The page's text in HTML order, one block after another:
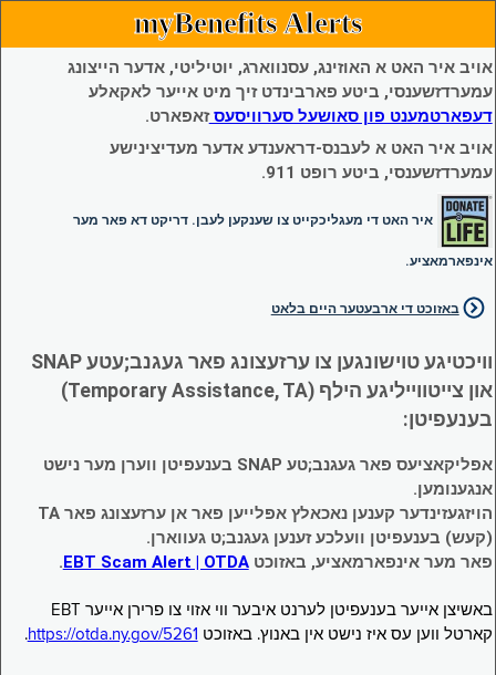
myBenefits Alerts
אויב איר האט א האוזינג, עסנווארג, יוטיליטי, אדער הייצונג
עמערדזשענסי, ביטע פארבינדט זיך מיט אייער לאקאלע
דעפארטמענט פון סאושעל סערוויסעסזאפארט.
אויב איר האט א לעבנס-דראענדע אדער מעדיצינישע
עמערדזשענסי, ביטע רופט 911.
איר האט די מעגליכקייט צו שענקען לעבן. דריקט דא פאר מער
אינפארמאציע.
באזוכט די ארבעטער היים בלאט
וויכטיגע טוישונגען צו ערזעצונג פאר געגנב;עטע SNAP
און צייטווייליגע הילף (Temporary Assistance, TA)
בענעפיטן:
אפליקאציעס פאר געגנב;טע SNAP בענעפיטן ווערן מער נישט
אנגענומען.
הויזגעזינדער קענען נאכאלץ אפּלייען פאר אן ערזעצונג פאר TA
(קעש) בענעפיטן וועלכע זענען געגנב;ט געווארן.
פאר מער אינפארמאציע, באזוכטEBT Scam Alert | OTDA
.
באשיצן אייער בענעפיטן לערנט איבער ווי אזוי צו פרירן אייער EBT
קארטל ווען עס איז נישט אין באנוץ. באזוכט https://otda.ny.gov/5261
.